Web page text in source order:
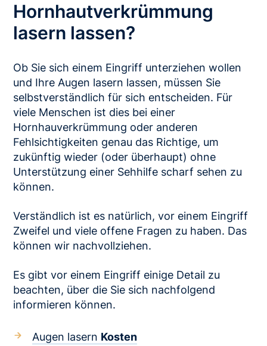
Hornhaut­verkrümmung
lasern lassen?
Ob Sie sich einem Eingriff unterziehen wollen
und Ihre Augen lasern lassen, müssen Sie
selbstverständlich für sich entscheiden. Für
viele Menschen ist dies bei einer
Hornhauverkrümmung oder anderen
Fehlsichtigkeiten genau das Richtige, um
zukünftig wieder (oder überhaupt) ohne
Unterstützung einer Sehhilfe scharf sehen zu
können.
Verständlich ist es natürlich, vor einem Eingriff
Zweifel und viele offene Fragen zu haben. Das
können wir nachvollziehen.
Es gibt vor einem Eingriff einige Detail zu
beachten, über die Sie sich nachfolgend
informieren können.
Augen lasern Kosten